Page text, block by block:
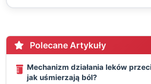
Polecane Artykuły
Mechanizm działania leków
jak uśmierzają ból?